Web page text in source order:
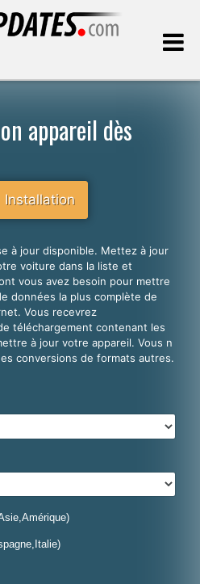
appareil dès
Installation
à jour disponible. Mettez à jour
voiture dans la liste et
vous avez besoin pour mettre
données la plus complète de
Vous recevrez
téléchargement contenant les
à jour votre appareil. Vous n
conversions de formats autres.